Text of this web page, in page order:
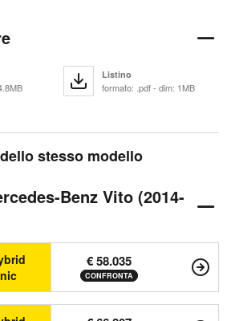
Listino
formato: .pdf - dim: 1MB
stesso modello
Benz Vito (2014-
€ 58.035
CONFRONTA